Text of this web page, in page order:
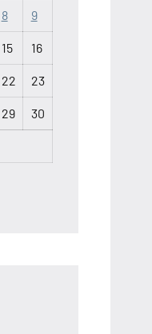
8 9
15 16
22 23
29 30